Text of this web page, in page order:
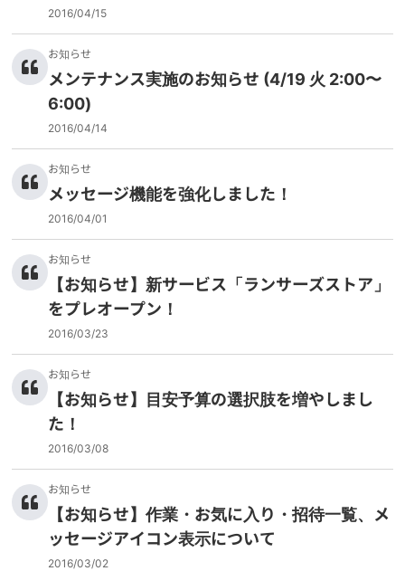
2016/04/15
お知らせ
メンテナンス実施のお知らせ (4/19 火 2:00〜
6:00)
2016/04/14
お知らせ
メッセージ機能を強化しました！
2016/04/01
お知らせ
【お知らせ】新サービス「ランサーズストア」
をプレオープン！
2016/03/23
お知らせ
【お知らせ】目安予算の選択肢を増やしまし
た！
2016/03/08
お知らせ
【お知らせ】作業・お気に入り・招待一覧、メ
ッセージアイコン表示について
2016/03/02